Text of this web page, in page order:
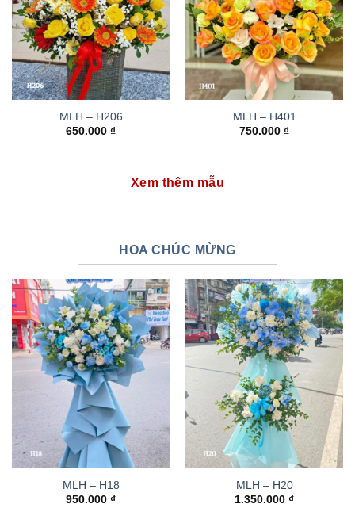
MLH – H206
650.000 ₫
MLH – H401
750.000 ₫
Xem thêm mẫu
HOA CHÚC MỪNG
MLH – H18
950.000 ₫
MLH – H20
1.350.000 ₫